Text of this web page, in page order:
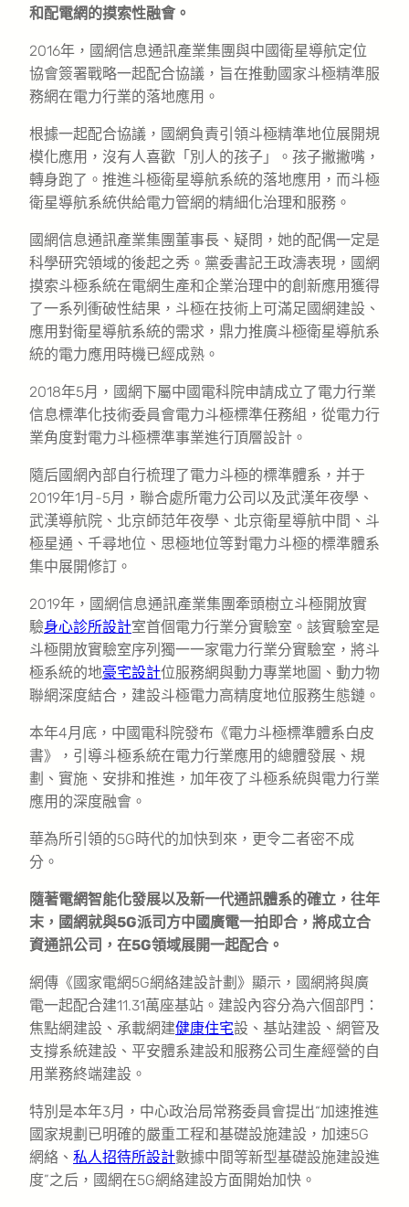
和配電網的摸索性融會。
2016年，國網信息通訊產業集團與中國衛星導航定位
協會簽署戰略一起配合協議，旨在推動國家斗極精準服
務網在電力行業的落地應用。
根據一起配合協議，國網負責引領斗極精準地位展開規
模化應用，沒有人喜歡「別人的孩子」。孩子撇撇嘴，
轉身跑了。推進斗極衛星導航系統的落地應用，而斗極
衛星導航系統供給電力管網的精細化治理和服務。
國網信息通訊產業集團董事長、疑問，她的配偶一定是
科學研究領域的後起之秀。黨委書記王政濤表現，國網
摸索斗極系統在電網生產和企業治理中的創新應用獲得
了一系列衝破性結果，斗極在技術上可滿足國網建設、
應用對衛星導航系統的需求，鼎力推廣斗極衛星導航系
統的電力應用時機已經成熟。
2018年5月，國網下屬中國電科院申請成立了電力行業
信息標準化技術委員會電力斗極標準任務組，從電力行
業角度對電力斗極標準事業進行頂層設計。
隨后國網內部自行梳理了電力斗極的標準體系，并于
2019年1月-5月，聯合處所電力公司以及武漢年夜學、
武漢導航院、北京師范年夜學、北京衛星導航中間、斗
極星通、千尋地位、思極地位等對電力斗極的標準體系
集中展開修訂。
2019年，國網信息通訊產業集團牽頭樹立斗極開放實
驗身心診所設計室首個電力行業分實驗室。該實驗室是
斗極開放實驗室序列獨一一家電力行業分實驗室，將斗
極系統的地豪宅設計位服務網與動力專業地圖、動力物
聯網深度結合，建設斗極電力高精度地位服務生態鏈。
本年4月底，中國電科院發布《電力斗極標準體系白皮
書》，引導斗極系統在電力行業應用的總體發展、規
劃、實施、安排和推進，加年夜了斗極系統與電力行業
應用的深度融會。
華為所引領的5G時代的加快到來，更令二者密不成
分。
隨著電網智能化發展以及新一代通訊體系的確立，往年
末，國網就與5G派司方中國廣電一拍即合，將成立合
資通訊公司，在5G領域展開一起配合。
網傳《國家電網5G網絡建設計劃》顯示，國網將與廣
電一起配合建11.31萬座基站。建設內容分為六個部門：
焦點網建設、承載網建健康住宅設、基站建設、網管及
支撐系統建設、平安體系建設和服務公司生產經營的自
用業務終端建設。
特別是本年3月，中心政治局常務委員會提出“加速推進
國家規劃已明確的嚴重工程和基礎設施建設，加速5G
網絡、 私人招待所設計數據中間等新型基礎設施建設進
度”之后，國網在5G網絡建設方面開始加快。